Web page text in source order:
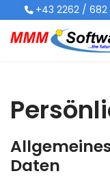
+43 2262 / 682
Daten